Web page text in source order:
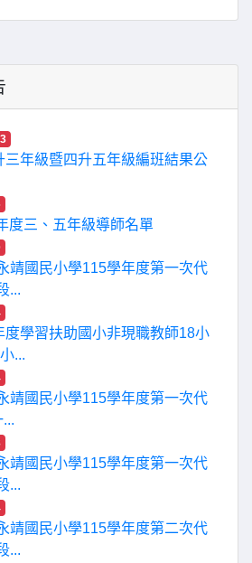
三年級暨四升五年級編班結果公
度三、五年級導師名單
靖國民小學115學年度第一次代
...
度學習扶助國小非現職教師18小
...
靖國民小學115學年度第一次代
靖國民小學115學年度第一次代
...
靖國民小學115學年度第二次代
...